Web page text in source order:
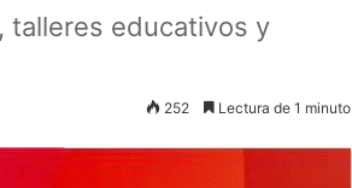
talleres educativos y
252 Lectura de 1 minuto